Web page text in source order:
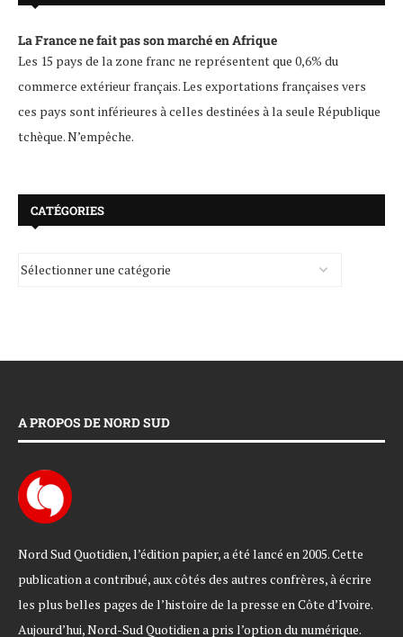
La France ne fait pas son marché en Afrique
Les 15 pays de la zone franc ne représentent que 0,6% du
commerce extérieur français. Les exportations françaises vers
ces pays sont inférieures à celles destinées à la seule République
tchèque. N’empêche.
CATÉGORIES
A PROPOS DE NORD SUD
Nord Sud Quotidien, l’édition papier, a été lancé en 2005. Cette
publication a contribué, aux côtés des autres confrères, à écrire
les plus belles pages de l’histoire de la presse en Côte d’Ivoire.
Aujourd’hui, Nord-Sud Quotidien a pris l’option du numérique.